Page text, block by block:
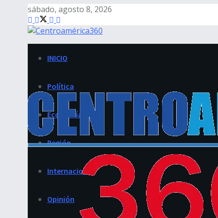
sábado, agosto 8, 2026
INICIO
Política
Economía
Región
Internacional
Opinión